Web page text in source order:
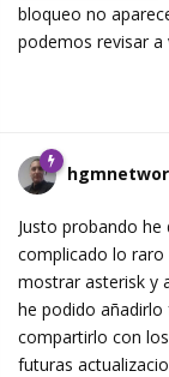
bloqueo no
podemos revisar
Justo probando
complicado lo raro
mostrar asterisk y
he podido
compartirlo con
futuras